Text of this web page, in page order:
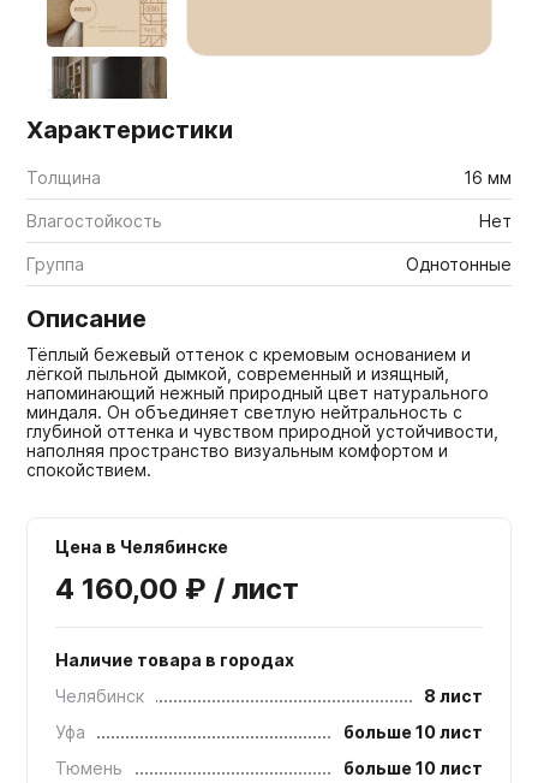
Характеристики
Толщина 16 мм
Влагостойкость Нет
Группа Однотонные
Описание
Тёплый бежевый оттенок с кремовым основанием и
лёгкой пыльной дымкой, современный и изящный,
напоминающий нежный природный цвет натурального
миндаля. Он объединяет светлую нейтральность с
глубиной оттенка и чувством природной устойчивости,
наполняя пространство визуальным комфортом и
спокойствием.
Цена в Челябинске
4 160,00 ₽ / лист
Наличие товара в городах
Челябинск
8 лист
Уфа
больше 10 лист
Тюмень
больше 10 лист